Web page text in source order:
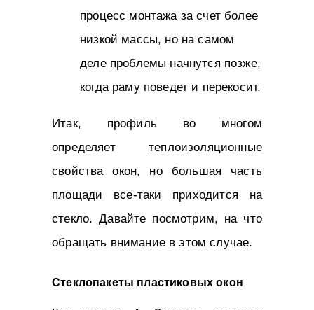
процесс монтажа за счет более
низкой массы, но на самом
деле проблемы начнутся позже,
когда раму поведет и перекосит.
Итак, профиль во многом
определяет теплоизоляционные
свойства окон, но большая часть
площади все-таки приходится на
стекло. Давайте посмотрим, на что
обращать внимание в этом случае.
Стеклопакеты пластиковых окон